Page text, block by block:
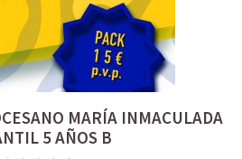
MARÍA INMACULADA
5 AÑOS B